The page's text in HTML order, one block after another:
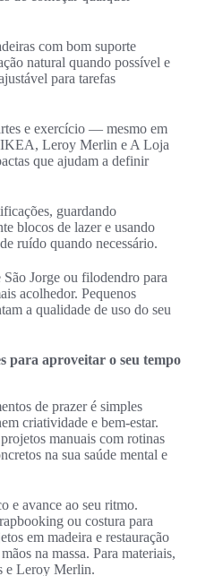
com bom suporte
natural quando possível e
para tarefas
e exercício — mesmo em
IKEA, Leroy Merlin e A Loja
que ajudam a definir
guardando
blocos de lazer e usando
ruído quando necessário.
Jorge ou filodendro para
acolhedor. Pequenos
a qualidade de uso do seu
para aproveitar o seu tempo
de prazer é simples
criatividade e bem-estar.
manuais com rotinas
na sua saúde mental e
e avance ao seu ritmo.
ou costura para
em madeira e restauração
na massa. Para materiais,
e Leroy Merlin.